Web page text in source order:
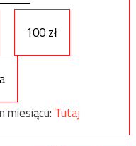
100 zł
miesiącu: Tutaj